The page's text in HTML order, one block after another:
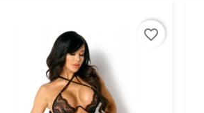
favorite_border